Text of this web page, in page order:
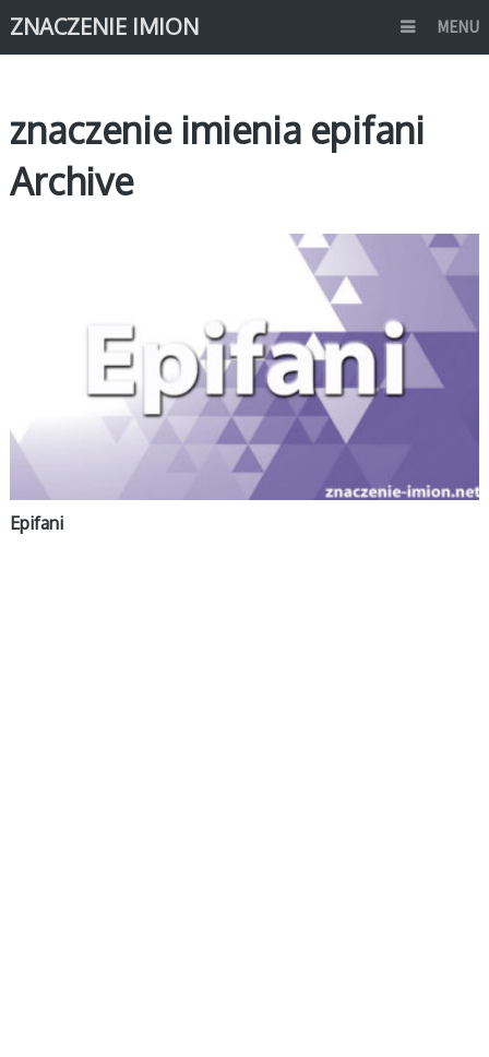
ZNACZENIE IMION MENU
znaczenie imienia epifani
Archive
Epifani